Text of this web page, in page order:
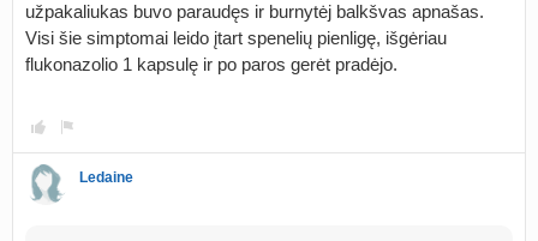
užpakaliukas buvo paraudęs ir burnytėj balkšvas apnašas.
Visi šie simptomai leido įtart spenelių pienligę, išgėriau
flukonazolio 1 kapsulę ir po paros gerėt pradėjo.
Ledaine